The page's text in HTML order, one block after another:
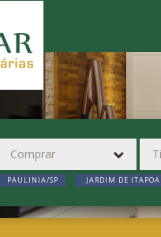
PAULINIA/SP JARDIM DE